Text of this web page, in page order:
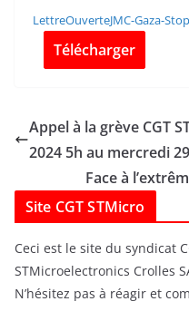
LettreOuverteJMC-Gaza-
Télécharger
Appel à la grève CGT
2024 5h au mercredi
Face à
Site CGT STMicro
Ceci est le site du syndicat
STMicroelectronics Crolles
N’hésitez pas à réagir et